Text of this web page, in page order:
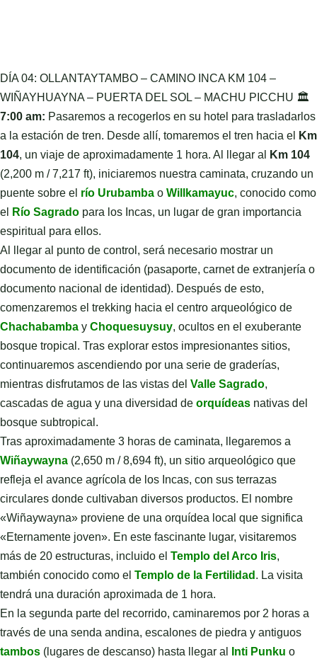
DÍA 04: OLLANTAYTAMBO – CAMINO INCA KM 104 –
WIÑAYHUAYNA – PUERTA DEL SOL – MACHU PICCHU 🏛️
7:00 am: Pasaremos a recogerlos en su hotel para trasladarlos
a la estación de tren. Desde allí, tomaremos el tren hacia el
Km
104, un viaje de aproximadamente 1 hora. Al llegar al
Km 104
(2,200 m / 7,217 ft), iniciaremos nuestra caminata, cruzando un
puente sobre el río Urubamba o Willkamayuc, conocido como
el
Río Sagrado para los Incas, un lugar de gran importancia
espiritual para ellos.
Al llegar al punto de control, será necesario mostrar un
documento de identificación (pasaporte, carnet de extranjería o
documento nacional de identidad). Después de esto,
comenzaremos el trekking hacia el centro arqueológico de
Chachabamba y Choquesuysuy, ocultos en el exuberante
bosque tropical. Tras explorar estos impresionantes sitios,
continuaremos ascendiendo por una serie de graderías,
mientras disfrutamos de las vistas del Valle Sagrado,
cascadas de agua y una diversidad de orquídeas nativas del
bosque subtropical.
Tras aproximadamente 3 horas de caminata, llegaremos a
Wiñaywayna (2,650 m / 8,694 ft), un sitio arqueológico que
refleja el avance agrícola de los Incas, con sus terrazas
circulares donde cultivaban diversos productos. El nombre
«Wiñaywayna» proviene de una orquídea local que significa
«Eternamente joven». En este fascinante lugar, visitaremos
más de 20 estructuras, incluido el Templo del Arco Iris,
también conocido como el Templo de la Fertilidad . La visita
tendrá una duración aproximada de 1 hora.
En la segunda parte del recorrido, caminaremos por 2 horas a
través de una senda andina, escalones de piedra y antiguos
tambos (lugares de descanso) hasta llegar al Inti Punku o